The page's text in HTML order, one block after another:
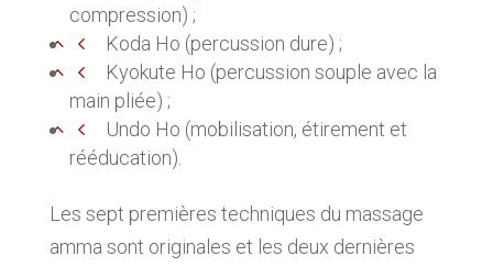
compression) ;
Koda Ho (percussion dure) ;
Kyokute Ho (percussion souple avec la
main pliée) ;
Undo Ho (mobilisation, étirement et
rééducation).
Les sept premières techniques du massage
amma sont originales et les deux dernières